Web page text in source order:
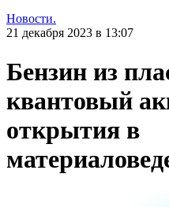
Новости.
21 декабря 2023 в 13:07
Бензин из
квантовый
открытия в